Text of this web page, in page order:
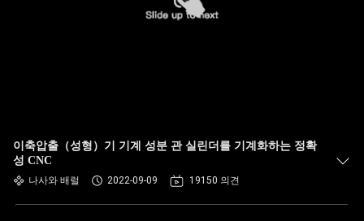
이축압출（성형）기 기계 성분 관 실린더를 기계화하는 정확
성 CNC
나사와 배럴 2022-09-09 19150 의견